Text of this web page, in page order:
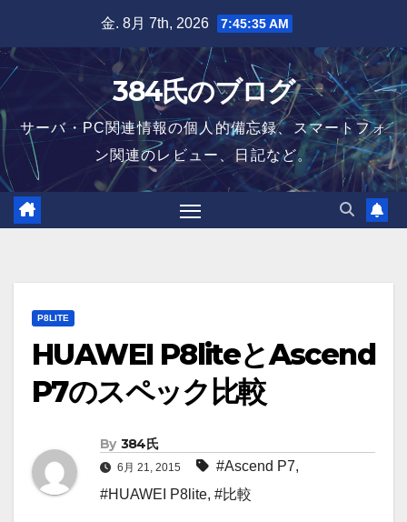
content
金. 8月 7th, 2026 7:45:36 AM
384氏のブログ
サーバ・PC関連情報の個人的備忘録、スマートフォ
ン関連のレビュー、日記など。
P8LITE
HUAWEI P8liteとAscend
P7のスペック比較
By 384氏
6月 21, 2015 #Ascend P7,
#HUAWEI P8lite, #比較